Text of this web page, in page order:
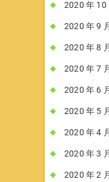
2020 年 10
2020 年 9
2020 年 8
2020 年 7
2020 年 6
2020 年 5
2020 年 4
2020 年 3
2020 年 2